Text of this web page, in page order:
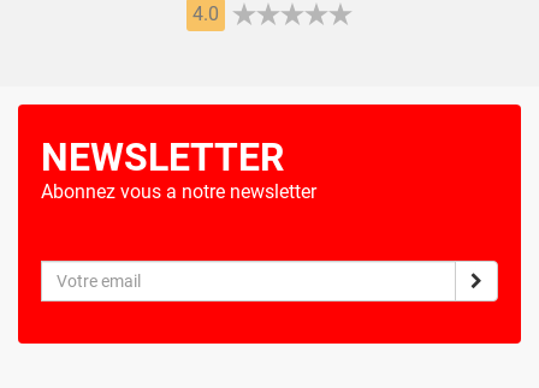
4.0
NEWSLETTER
Abonnez vous a notre newsletter